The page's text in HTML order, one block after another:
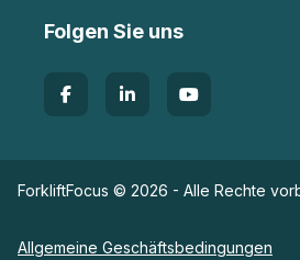
Folgen Sie uns
ForkliftFocus © 2026 - Alle Rechte
Allgemeine Geschäftsbedingungen